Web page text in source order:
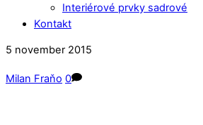
Interiérové prvky sadrové
Kontakt
Close
Close
5 november 2015
Milan Fraňo 0